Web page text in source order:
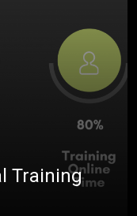
Training